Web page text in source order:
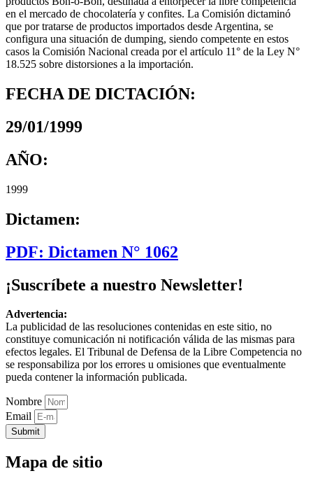
en el mercado de chocolatería y confites. La Comisión dictaminó
que por tratarse de productos importados desde Argentina, se
configura una situación de dumping, siendo competente en estos
casos la Comisión Nacional creada por el artículo 11° de la Ley N°
18.525 sobre distorsiones a la importación.
FECHA DE DICTACIÓN:
29/01/1999
AÑO:
1999
Dictamen:
PDF: Dictamen N° 1062
¡Suscríbete a nuestro Newsletter!
Advertencia:
La publicidad de las resoluciones contenidas en este sitio, no
constituye comunicación ni notificación válida de las mismas para
efectos legales. El Tribunal de Defensa de la Libre Competencia no
se responsabiliza por los errores u omisiones que eventualmente
pueda contener la información publicada.
Nombre
Email
Submit
Mapa de sitio